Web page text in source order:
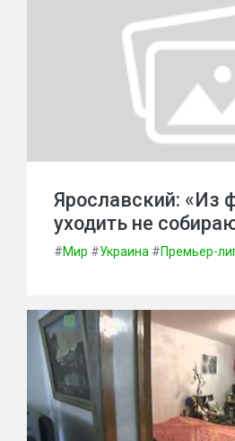
Ярославский: «Из
уходить не
#Мир #Украина #Премьер-